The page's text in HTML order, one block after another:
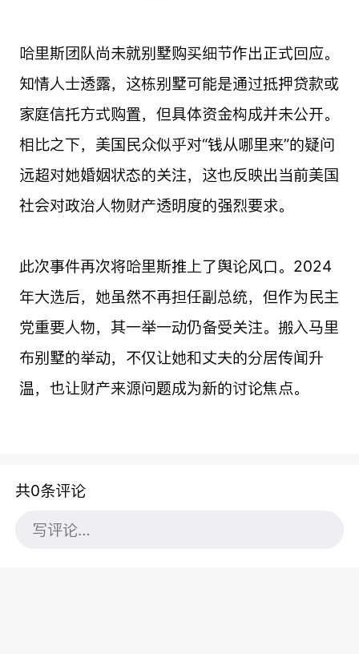
哈里斯团队尚未就别墅购买细节作出正式回应。
知情人士透露，这栋别墅可能是通过抵押贷款或
家庭信托方式购置，但具体资金构成并未公开。
相比之下，美国民众似乎对“钱从哪里来”的疑问
远超对她婚姻状态的关注，这也反映出当前美国
社会对政治人物财产透明度的强烈要求。
此次事件再次将哈里斯推上了舆论风口。2024
年大选后，她虽然不再担任副总统，但作为民主
党重要人物，其一举一动仍备受关注。搬入马里
布别墅的举动，不仅让她和丈夫的分居传闻升
温，也让财产来源问题成为新的讨论焦点。
共0条评论